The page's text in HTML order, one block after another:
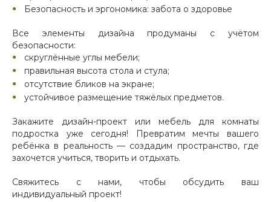
Безопасность и эргономика: забота о здоровье
Все элементы дизайна продуманы с учётом
безопасности:
скруглённые углы мебели;
правильная высота стола и стула;
отсутствие бликов на экране;
устойчивое размещение тяжёлых предметов.
Закажите дизайн-проект или мебель для комнаты
подростка уже сегодня! Превратим мечты вашего
ребёнка в реальность — создадим пространство, где
захочется учиться, творить и отдыхать.
Свяжитесь с нами, чтобы обсудить ваш
индивидуальный проект!